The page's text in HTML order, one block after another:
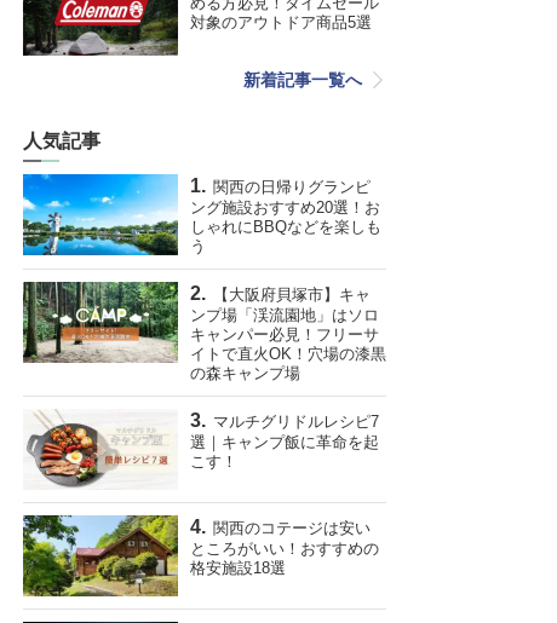
対象のアウトドア商品5選
新着記事一覧へ
人気記事
関西の日帰りグランピ
ング施設おすすめ20選！お
しゃれにBBQなどを楽しも
う
【大阪府貝塚市】キャ
ンプ場「渓流園地」はソロ
キャンパー必見！フリーサ
イトで直火OK！穴場の漆黒
の森キャンプ場
マルチグリドルレシピ7
選｜キャンプ飯に革命を起
こす！
関西のコテージは安い
ところがいい！おすすめの
格安施設18選